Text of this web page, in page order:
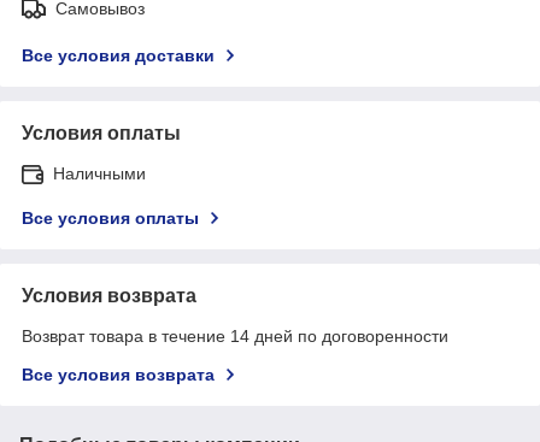
Самовывоз
Все условия доставки
Условия оплаты
Наличными
Все условия оплаты
Условия возврата
Возврат товара в течение 14 дней по договоренности
Все условия возврата